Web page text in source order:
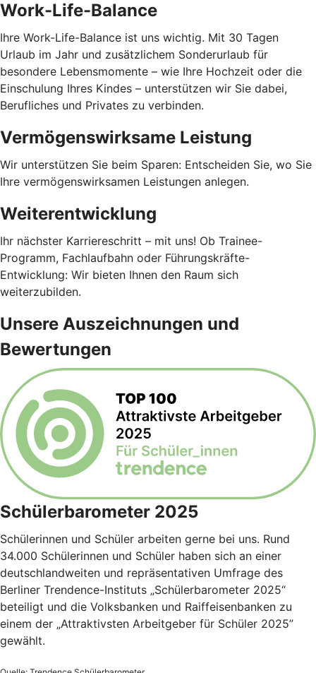
Work-Life-Balance
Ihre Work-Life-Balance ist uns wichtig. Mit 30 Tagen
Urlaub im Jahr und zusätzlichem Sonderurlaub für
besondere Lebensmomente – wie Ihre Hochzeit oder die
Einschulung Ihres Kindes – unterstützen wir Sie dabei,
Berufliches und Privates zu verbinden.
Vermögenswirksame Leistung
Wir unterstützen Sie beim Sparen: Entscheiden Sie, wo Sie
Ihre vermögenswirksamen Leistungen anlegen.
Weiterentwicklung
Ihr nächster Karriereschritt – mit uns! Ob Trainee-
Programm, Fachlaufbahn oder Führungskräfte-
Entwicklung: Wir bieten Ihnen den Raum sich
weiterzubilden.
Unsere Auszeichnungen und
Bewertungen
Schülerbarometer 2025
Schülerinnen und Schüler arbeiten gerne bei uns. Rund
34.000 Schülerinnen und Schüler haben sich an einer
deutschlandweiten und repräsentativen Umfrage des
Berliner Trendence-Instituts „Schülerbarometer 2025“
beteiligt und die Volksbanken und Raiffeisenbanken zu
einem der „Attraktivsten Arbeitgeber für Schüler 2025”
gewählt.